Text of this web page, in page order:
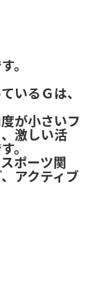
。
いるＧは、
が小さいフ
激しい活
。
ポーツ関
アクティブ